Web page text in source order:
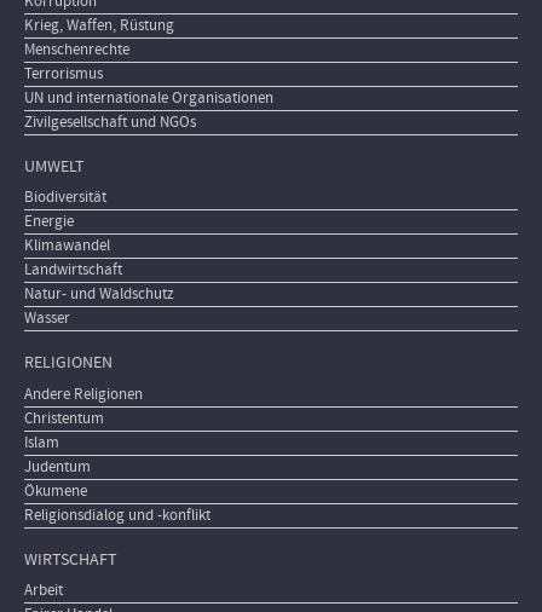
Krieg, Waffen, Rüstung
Menschenrechte
Terrorismus
UN und internationale Organisationen
Zivilgesellschaft und NGOs
UMWELT
Biodiversität
Energie
Klimawandel
Landwirtschaft
Natur- und Waldschutz
Wasser
RELIGIONEN
Andere Religionen
Christentum
Islam
Judentum
Ökumene
Religionsdialog und -konflikt
WIRTSCHAFT
Arbeit